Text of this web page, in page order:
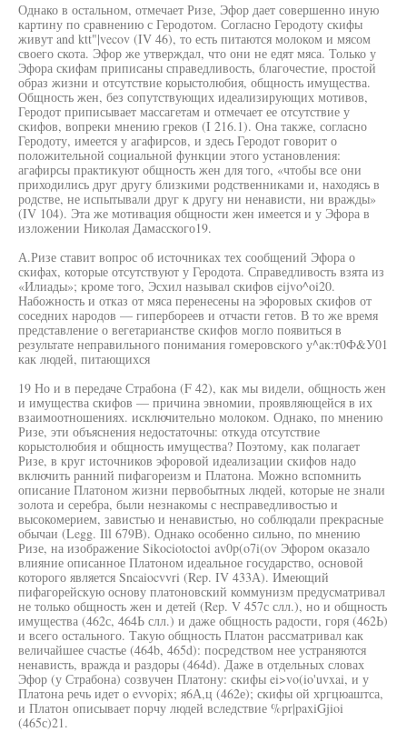
Однако в остальном, отмечает Ризе, Эфор дает совершенно иную
картину по сравнению с Геродотом. Согласно Геродоту скифы
живут and ktt"|vecov (IV 46), то есть питаются молоком и мясом
своего скота. Эфор же утверждал, что они не едят мяса. Только у
Эфора скифам приписаны справедливость, благочестие, простой
образ жизни и отсутствие корыстолюбия, общность имущества.
Общность жен, без сопутствующих идеализирующих мотивов,
Геродот приписывает массагетам и отмечает ее отсутствие у
скифов, вопреки мнению греков (I 216.1). Она также, согласно
Геродоту, имеется у агафирсов, и здесь Геродот говорит о
положительной социальной функции этого установления:
агафирсы практикуют общность жен для того, «чтобы все они
приходились друг другу близкими родственниками и, находясь в
родстве, не испытывали друг к другу ни ненависти, ни вражды»
(IV 104). Эта же мотивация общности жен имеется и у Эфора в
изложении Николая Дамасского19.
А.Ризе ставит вопрос об источниках тех сообщений Эфора о
скифах, которые отсутствуют у Геродота. Справедливость взята из
«Илиады»; кроме того, Эсхил называл скифов eijvo^oi20.
Набожность и отказ от мяса перенесены на эфоровых скифов от
соседних народов — гипербореев и отчасти гетов. В то же время
представление о вегетарианстве скифов могло появиться в
результате неправильного понимания гомеровского у^ак:т0Ф&У01
как людей, питающихся
19 Но и в передаче Страбона (F 42), как мы видели, общность жен
и имущества скифов — причина эвномии, проявляющейся в их
взаимоотношениях. исключительно молоком. Однако, по мнению
Ризе, эти объяснения недостаточны: откуда отсутствие
корыстолюбия и общность имущества? Поэтому, как полагает
Ризе, в круг источников эфоровой идеализации скифов надо
включить ранний пифагореизм и Платона. Можно вспомнить
описание Платоном жизни первобытных людей, которые не знали
золота и серебра, были незнакомы с несправедливостью и
высокомерием, завистью и ненавистью, но соблюдали прекрасные
обычаи (Legg. Ill 679В). Однако особенно сильно, по мнению
Ризе, на изображение Sikociotoctoi av0p(o7i(ov Эфором оказало
влияние описанное Платоном идеальное государство, основой
которого является Sncaiocvvri (Rep. IV 433А). Имеющий
пифагорейскую основу платоновский коммунизм предусматривал
не только общность жен и детей (Rep. V 457с слл.), но и общность
имущества (462с, 464Ь слл.) и даже общность радости, горя (462Ь)
и всего остального. Такую общность Платон рассматривал как
величайшее счастье (464b, 465d): посредством нее устраняются
ненависть, вражда и раздоры (464d). Даже в отдельных словах
Эфор (у Страбона) созвучен Платону: скифы ei>vo(io'uvxai, и у
Платона речь идет о evvopix; я6А,ц (462е); скифы ой хргцюаштса,
и Платон описывает порчу людей вследствие %pr|paxiGjioi
(465с)21.